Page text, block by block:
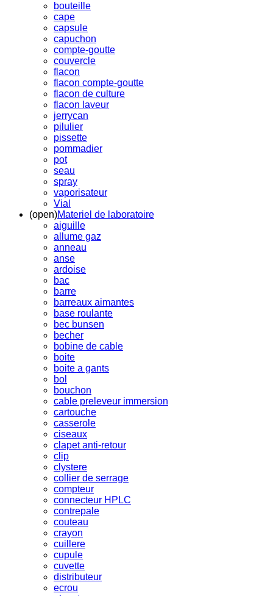
bouteille
cape
capsule
capuchon
compte-goutte
couvercle
flacon
flacon compte-goutte
flacon de culture
flacon laveur
jerrycan
pilulier
pissette
pommadier
pot
seau
spray
vaporisateur
Vial
(open)Materiel de laboratoire
aiguille
allume gaz
anneau
anse
ardoise
bac
barre
barreaux aimantes
base roulante
bec bunsen
becher
bobine de cable
boite
boite a gants
bol
bouchon
cable preleveur immersion
cartouche
casserole
ciseaux
clapet anti-retour
clip
clystere
collier de serrage
compteur
connecteur HPLC
contrepale
couteau
crayon
cuillere
cupule
cuvette
distributeur
ecrou